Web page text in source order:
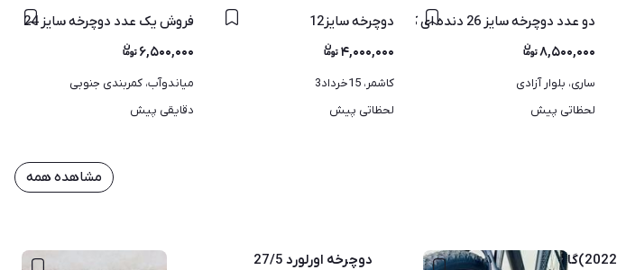
دو عدد دوچرخه سایز 26 دنده ای کمک دار کاملا سالم و مرتب
۸,۵۰۰,۰۰۰
ساری، بلوار آزادی
لحظاتی پیش
دوچرخه سایز12
۴,۰۰۰,۰۰۰
کاشمر، 15خرداد3
لحظاتی پیش
فروش یک عدد دوچرخه سایز 24
۶,۵۰۰,۰۰۰
میاندوآب، کمربندی جنوبی
دقایقی پیش
مشاهده همه
دوچرخه اورلورد 27/5